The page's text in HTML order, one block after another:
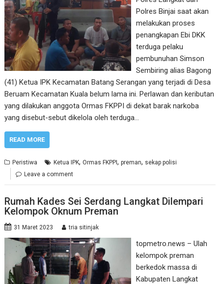
Polres Binjai saat akan
melakukan proses
penangkapan Ebi DKK
terduga pelaku
pembunuhan Simson
Sembiring alias Bagong
(41) Ketua IPK Kecamatan Batang Serangan yang terjadi di Desa
Beruam Kecamatan Kuala belum lama ini. Perlawan dan keributan
yang dilakukan anggota Ormas FKPPI di dekat barak narkoba
yang disebut-sebut dikelola oleh terduga…
READ MORE
Peristiwa Ketua IPK,Ormas FKPPI,preman, sekap polisi
Leave a comment
Rumah Kades Sei Serdang Langkat Dilempari
Kelompok Oknum Preman
31 Maret 2023 tria sitinjak
topmetro.news – Ulah
kelompok preman
berkedok massa di
Kabupaten Langkat